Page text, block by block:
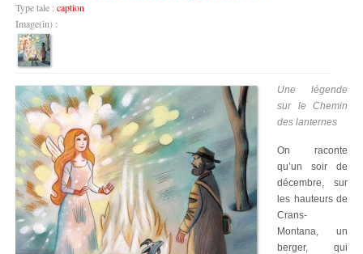
Type tale : caption
Image(in) :
Une légende
sur le Chemin
des lanternes
On raconte
qu’un soir de
décembre, sur
les hauteurs de
Crans-
Montana, un
berger, qui